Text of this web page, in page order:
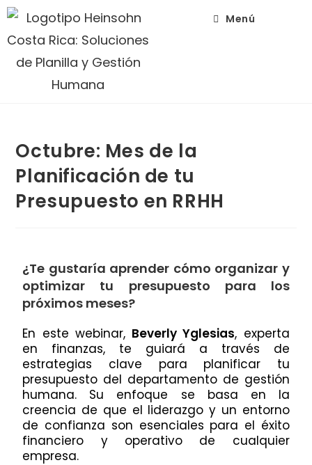
Menú
Octubre: Mes de la
Planificación de tu
Presupuesto en RRHH
¿Te gustaría aprender cómo organizar y
optimizar tu presupuesto para los
próximos meses?
En este webinar, Beverly Yglesias, experta
en finanzas, te guiará a través de
estrategias clave para planificar tu
presupuesto del departamento de gestión
humana. Su enfoque se basa en la
creencia de que el liderazgo y un entorno
de confianza son esenciales para el éxito
financiero y operativo de cualquier
empresa.